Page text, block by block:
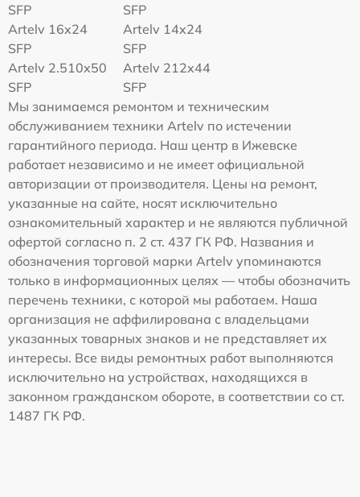
SFP
SFP
Artelv 16x24
SFP
Artelv 14x24
SFP
Artelv 2.510x50
SFP
Artelv 212x44
SFP
Мы занимаемся ремонтом и техническим
обслуживанием техники Artelv по истечении
гарантийного периода. Наш центр в Ижевске
работает независимо и не имеет официальной
авторизации от производителя. Цены на ремонт,
указанные на сайте, носят исключительно
ознакомительный характер и не являются публичной
офертой согласно п. 2 ст. 437 ГК РФ. Названия и
обозначения торговой марки Artelv упоминаются
только в информационных целях — чтобы обозначить
перечень техники, с которой мы работаем. Наша
организация не аффилирована с владельцами
указанных товарных знаков и не представляет их
интересы. Все виды ремонтных работ выполняются
исключительно на устройствах, находящихся в
законном гражданском обороте, в соответствии со ст.
1487 ГК РФ.